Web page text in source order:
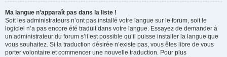
Ma langue n’apparaît pas dans la liste !
Soit les administrateurs n’ont pas installé votre langue sur le forum, soit le
logiciel n’a pas encore été traduit dans votre langue. Essayez de demander à
un administrateur du forum s’il est possible qu’il puisse installer la langue que
vous souhaitez. Si la traduction désirée n’existe pas, vous êtes libre de vous
porter volontaire et commencer une nouvelle traduction. Pour plus